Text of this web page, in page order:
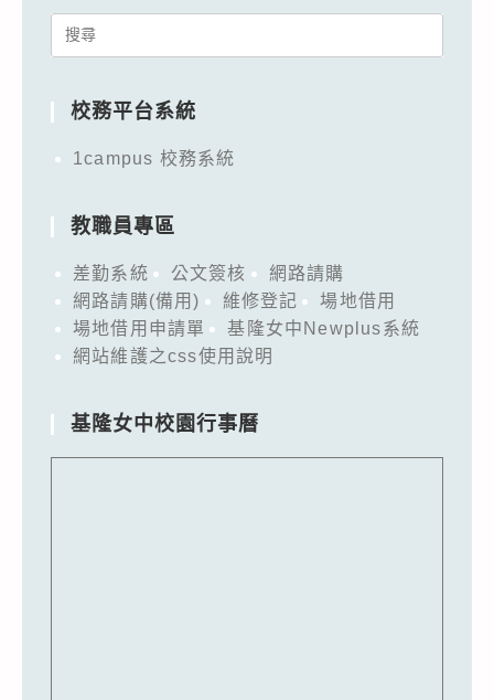
Search
校務平台系統
1campus 校務系統
教職員專區
差勤系統 公文簽核
網路請購
網路請購(備用)
維修登記
場地借用
場地借用申請單
基隆女中Newplus系統
網站維護之css使用說明
基隆女中校園行事曆